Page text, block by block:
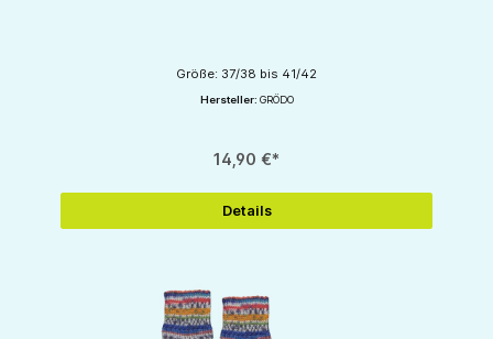
Größe: 37/38 bis 41/42
Hersteller: GRÖDO
14,90 €*
Details